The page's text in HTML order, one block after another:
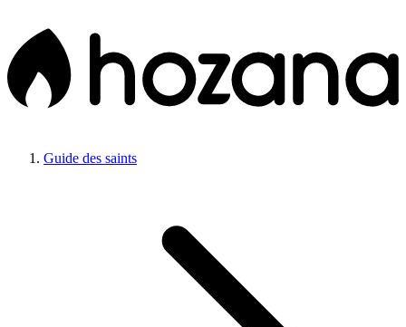
Guide des saints